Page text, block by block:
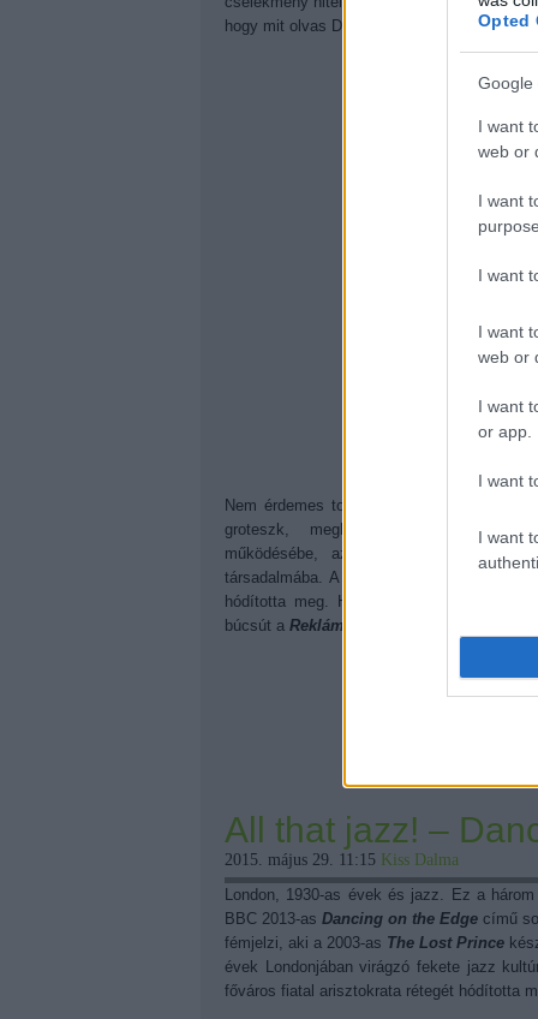
Opted
Google
I want
web or
I want
I want
I want
web or
I want
or app.
I want
I want
hogy mit olvas Don nyaralás közben.
Nem érdemes tovább ragozni: ez egy
groteszk, meghitt, emelkedett,
működésébe, az ott dolgozók
társadalmába. A kiváló színészeknek hála
hódította meg. Hiányozni fog, ahhoz
búcsút a Reklámőrültek
All that jazz! –
2015. május 29. 11:15 Kiss Dalma
London, 1930-as évek és jazz. Ez a
BBC 2013-as Dancing on the Edge című
fémjelzi, aki a 2003-as The Lost Prince
évek Londonjában virágzó fekete jazz
főváros fiatal arisztokrata rétegét hódította